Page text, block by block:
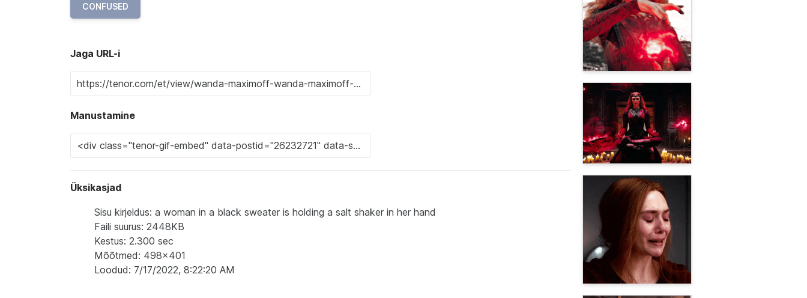
CONFUSED
Jaga URL-i
Manustamine
Üksikasjad
Sisu kirjeldus: a woman in a black sweater is holding a salt shaker in her hand
Faili suurus: 2448KB
Kestus: 2.300 sec
Mõõtmed: 498x401
Loodud: 7/17/2022, 8:22:20 AM